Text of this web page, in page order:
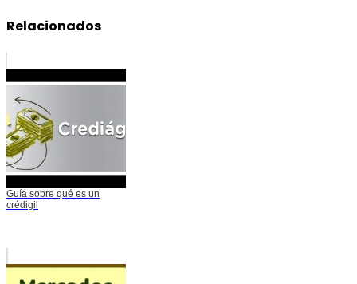
Relacionados
Guía sobre qué es un
crédigil